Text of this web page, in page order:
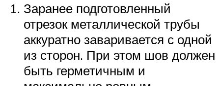
Заранее подготовленный
отрезок металлической трубы
аккуратно заваривается с одной
из сторон. При этом шов должен
быть герметичным и